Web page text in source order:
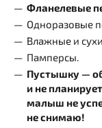
Фланелевые
Одноразовые
Влажные и
Памперсы.
Пустышку —
и не
малыш не
не снимаю!